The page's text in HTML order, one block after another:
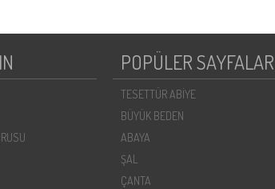
POPÜLER SAYFALAR
TESETTÜR ABİYE
BÜYÜK BEDEN
ABAYA
ŞAL
ÇANTA